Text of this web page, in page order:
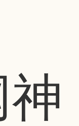
神